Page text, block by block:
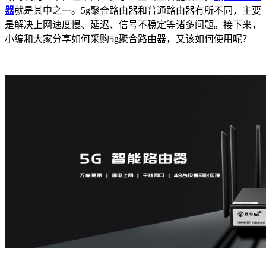
器就是其中之一。5g聚合路由器和普通路由器有所不同，主要
是解决上网速度慢、延迟、信号不稳定等诸多问题。接下来，
小编和大家分享如何采购5g聚合路由器，又该如何使用呢？